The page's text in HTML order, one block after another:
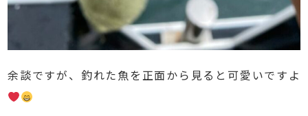
余談ですが、釣れた魚を正面から見ると可愛いですよ